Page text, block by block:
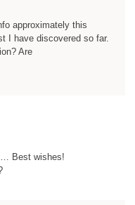
approximately this
I have discovered so far.
Are
Best wishes!